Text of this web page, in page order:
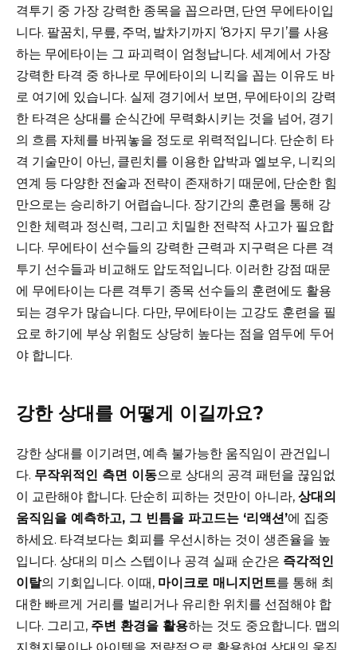
격투기 중 가장 강력한 종목을 꼽으라면, 단연 무에타이입
니다. 팔꿈치, 무릎, 주먹, 발차기까지 ‘8가지 무기’를 사용
하는 무에타이는 그 파괴력이 엄청납니다. 세계에서 가장
강력한 타격 중 하나로 무에타이의 니킥을 꼽는 이유도 바
로 여기에 있습니다. 실제 경기에서 보면, 무에타이의 강력
한 타격은 상대를 순식간에 무력화시키는 것을 넘어, 경기
의 흐름 자체를 바꿔놓을 정도로 위력적입니다. 단순히 타
격 기술만이 아닌, 클린치를 이용한 압박과 엘보우, 니킥의
연계 등 다양한 전술과 전략이 존재하기 때문에, 단순한 힘
만으로는 승리하기 어렵습니다. 장기간의 훈련을 통해 강
인한 체력과 정신력, 그리고 치밀한 전략적 사고가 필요합
니다. 무에타이 선수들의 강력한 근력과 지구력은 다른 격
투기 선수들과 비교해도 압도적입니다. 이러한 강점 때문
에 무에타이는 다른 격투기 종목 선수들의 훈련에도 활용
되는 경우가 많습니다. 다만, 무에타이는 고강도 훈련을 필
요로 하기에 부상 위험도 상당히 높다는 점을 염두에 두어
야 합니다.
강한 상대를 어떻게 이길까요?
강한 상대를 이기려면, 예측 불가능한 움직임이 관건입니
다. 무작위적인 측면 이동으로 상대의 공격 패턴을 끊임없
이 교란해야 합니다. 단순히 피하는 것만이 아니라, 상대의
움직임을 예측하고, 그 빈틈을 파고드는 ‘리액션’에 집중
하세요. 타격보다는 회피를 우선시하는 것이 생존율을 높
입니다. 상대의 미스 스텝이나 공격 실패 순간은 즉각적인
이탈의 기회입니다. 이때, 마이크로 매니지먼트를 통해 최
대한 빠르게 거리를 벌리거나 유리한 위치를 선점해야 합
니다. 그리고, 주변 환경을 활용하는 것도 중요합니다. 맵의